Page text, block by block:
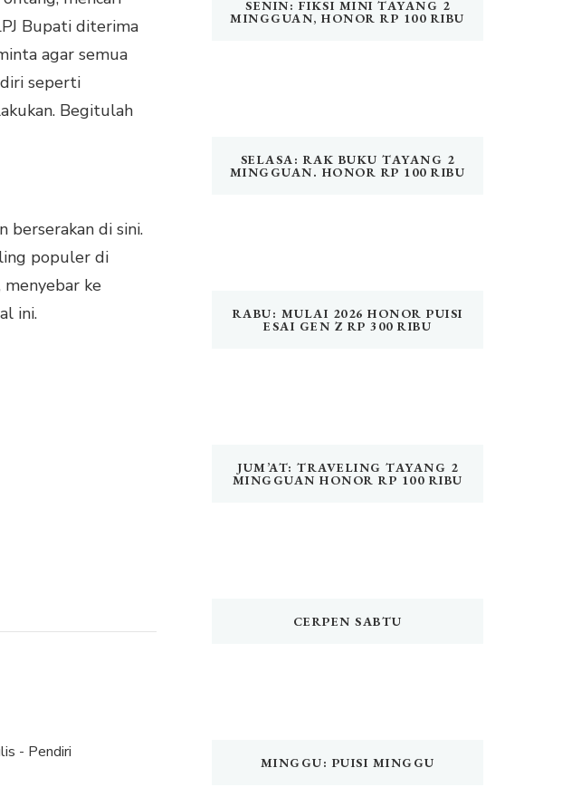
Bupati diterima
agar semua
seperti
Begitulah
berserakan di sini.
populer di
menyebar ke
ini.
- Pendiri
SENIN: FIKSI MINI TAYANG 2
MINGGUAN, HONOR RP 100 RIBU
SELASA: RAK BUKU TAYANG 2
MINGGUAN. HONOR RP 100 RIBU
RABU: MULAI 2026 HONOR PUISI
ESAI GEN Z RP 300 RIBU
JUM’AT: TRAVELING TAYANG 2
MINGGUAN HONOR RP 100 RIBU
CERPEN SABTU
MINGGU: PUISI MINGGU